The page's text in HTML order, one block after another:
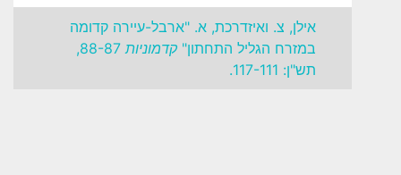
אילן, צ. ואיזדרכת, א. "ארבל-עיירה קדומה
במזרח הגליל התחתון" קדמוניות
88-87,
תש"ן: 117-111.